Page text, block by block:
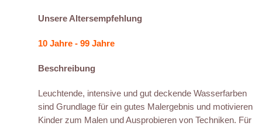
Unsere Altersempfehlung
10 Jahre - 99 Jahre
Beschreibung
Leuchtende, intensive und gut deckende Wasserfarben
sind Grundlage für ein gutes Malergebnis und motivieren
Kinder zum Malen und Ausprobieren von Techniken. Für